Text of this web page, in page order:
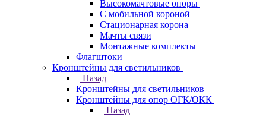
Высокомачтовые опоры
С мобильной короной
Стационарная корона
Мачты связи
Монтажные комплекты
Флагштоки
Кронштейны для светильников
Назад
Кронштейны для светильников
Кронштейны для опор ОГК/ОКК
Назад